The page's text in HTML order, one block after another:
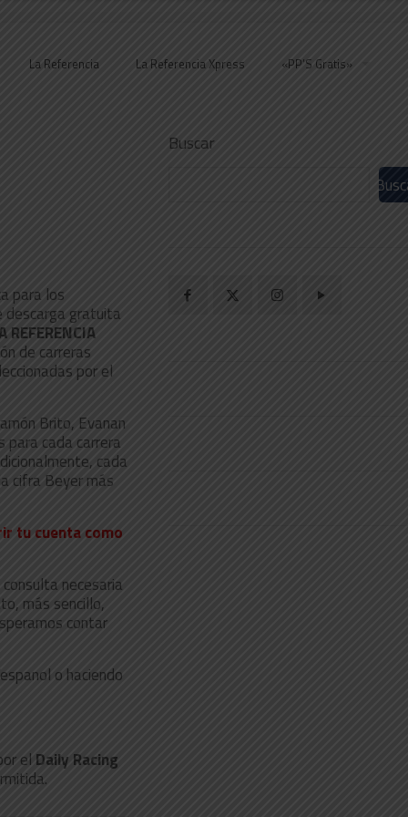
La Referencia La Referencia Xpress «PP’S Gratis»
para los
descarga gratuita
REFERENCIA
de carreras
por el
Brito, Evanan
para cada carrera
cada
cifra Beyer más
tu cuenta como
necesaria
más sencillo,
contar
o haciendo
el Daily Racing
Buscar